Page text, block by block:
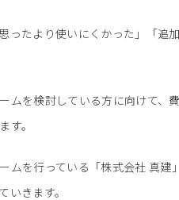
ったより使いにくかった」「追
ムを検討している方に向けて、
す。
ムを行っている「株式会社 真建
いきます。